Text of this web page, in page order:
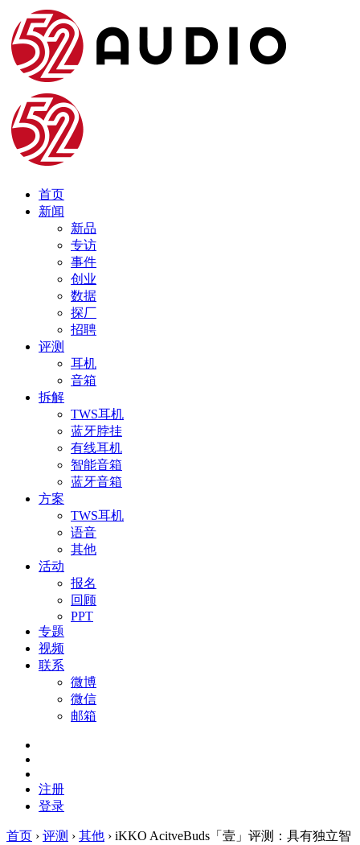
首页
新闻
新品
专访
事件
创业
数据
探厂
招聘
评测
耳机
音箱
拆解
TWS耳机
蓝牙脖挂
有线耳机
智能音箱
蓝牙音箱
方案
TWS耳机
语音
其他
活动
报名
回顾
PPT
专题
视频
联系
微博
微信
邮箱
注册
登录
首页 › 评测 › 其他 › iKKO AcitveBuds「壹」评测：具有独立智